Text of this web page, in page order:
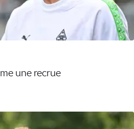
une recrue